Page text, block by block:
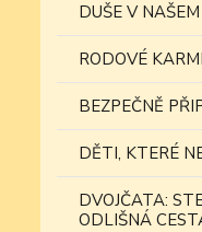
DUŠE V
RODOVÉ
BEZPEČNĚ
DĚTI, KTERÉ
DVOJČATA:
ODLIŠNÁ